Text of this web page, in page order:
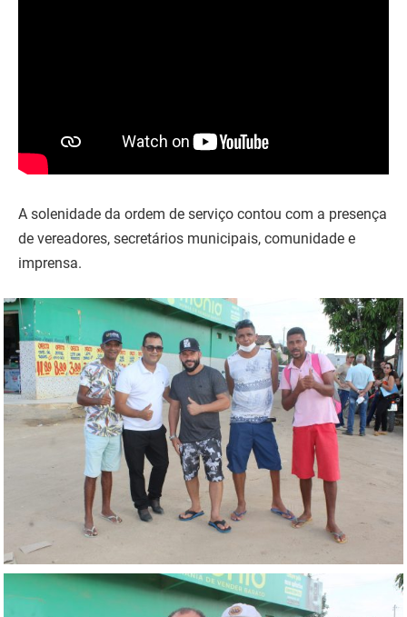
A solenidade da ordem de serviço contou com a presença
de vereadores, secretários municipais, comunidade e
imprensa.